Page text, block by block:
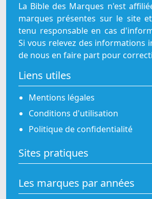
La Bible des Marques n'est
marques présentes sur le site
tenu responsable en cas
Si vous relevez des informations
de nous en faire part pour
Liens utiles
Mentions légales
Conditions d'utilisation
Politique de confidentialité
Sites pratiques
Les marques par années